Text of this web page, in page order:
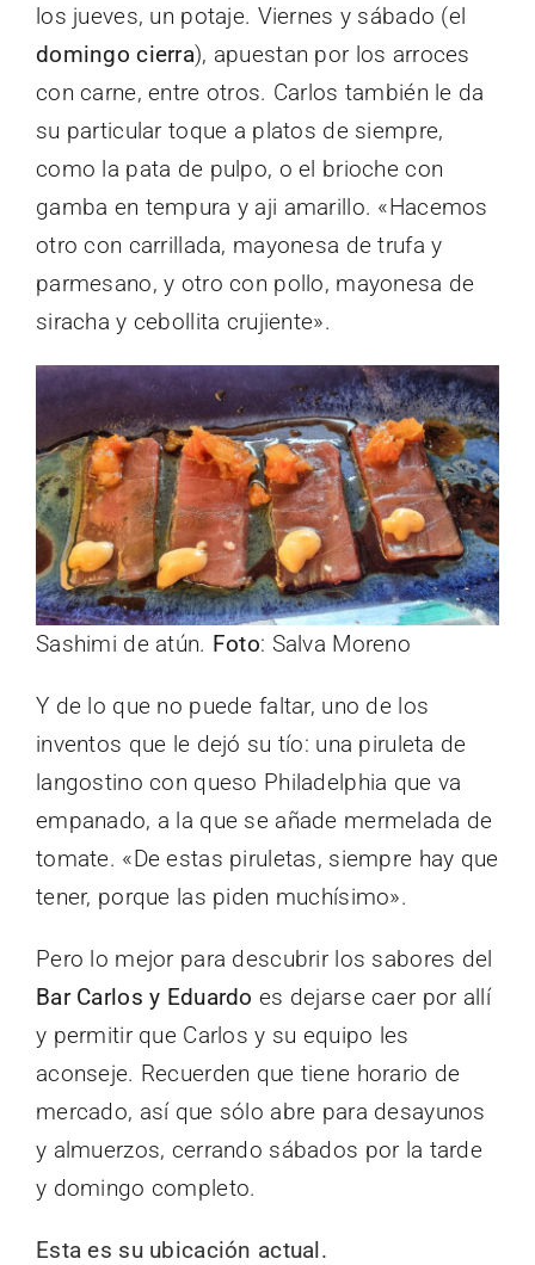
los jueves, un potaje. Viernes y sábado (el
domingo cierra), apuestan por los arroces
con carne, entre otros. Carlos también le da
su particular toque a platos de siempre,
como la pata de pulpo, o el brioche con
gamba en tempura y aji amarillo. «Hacemos
otro con carrillada, mayonesa de trufa y
parmesano, y otro con pollo, mayonesa de
siracha y cebollita crujiente».
Sashimi de atún. Foto: Salva Moreno
Y de lo que no puede faltar, uno de los
inventos que le dejó su tío: una piruleta de
langostino con queso Philadelphia que va
empanado, a la que se añade mermelada de
tomate. «De estas piruletas, siempre hay que
tener, porque las piden muchísimo».
Pero lo mejor para descubrir los sabores del
Bar Carlos y Eduardo es dejarse caer por allí
y permitir que Carlos y su equipo les
aconseje. Recuerden que tiene horario de
mercado, así que sólo abre para desayunos
y almuerzos, cerrando sábados por la tarde
y domingo completo.
Esta es su ubicación actual.